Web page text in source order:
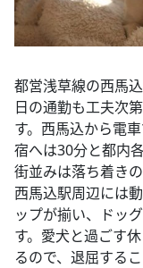
都営浅草線の西馬
日の通勤も工夫次
す。西馬込から電
宿へは30分と都内
街並みは落ち着き
西馬込駅周辺には
ップが揃い、ドッ
す。愛犬と過ごす
るので、退屈する